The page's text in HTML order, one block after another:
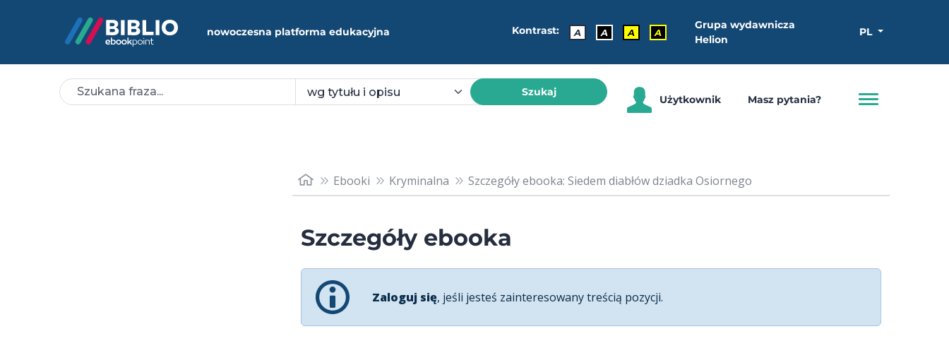
nowoczesna platforma edukacyjna Kontrast: A A A A
Grupa wydawnicza
Helion
PL
Szukaj
Użytkownik Masz pytania?
Ebooki Kryminalna Szczegóły ebooka: Siedem diabłów dziadka Osiornego
Szczegóły ebooka
Zaloguj się, jeśli jesteś zainteresowany treścią pozycji.